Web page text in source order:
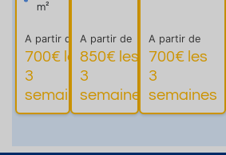
m²
A partir de
700€ les
3
semaines
Plus
d'informations
es
A partir de
850€ les
3
semaines
d'informations
A partir de
700€ les
3
semaines